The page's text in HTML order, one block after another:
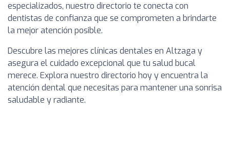
especializados, nuestro directorio te conecta con
dentistas de confianza que se comprometen a brindarte
la mejor atención posible.
Descubre las mejores clínicas dentales en Altzaga y
asegura el cuidado excepcional que tu salud bucal
merece. Explora nuestro directorio hoy y encuentra la
atención dental que necesitas para mantener una sonrisa
saludable y radiante.